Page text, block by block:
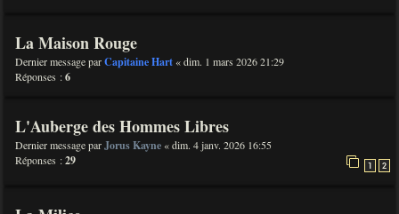
La Maison Rouge
Dernier message parCapitaine Hart «dim. 1 mars 2026 21:29
Réponses :6
L'Auberge des Hommes Libres
Dernier message parJorus Kayne «dim. 4 janv. 2026 16:55
Réponses :29 1 2